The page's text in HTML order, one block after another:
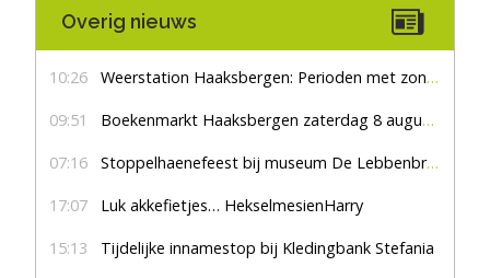
Overig nieuws
10:26 Weerstation Haaksbergen: Perioden met zon en droog
09:51 Boekenmarkt Haaksbergen zaterdag 8 augustus, marktplein Haaksbergen
07:16 Stoppelhaenefeest bij museum De Lebbenbrugge
17:07 Luk akkefietjes… HekselmesienHarry
15:13 Tijdelijke innamestop bij Kledingbank Stefania